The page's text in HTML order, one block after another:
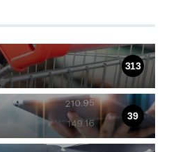
313
39